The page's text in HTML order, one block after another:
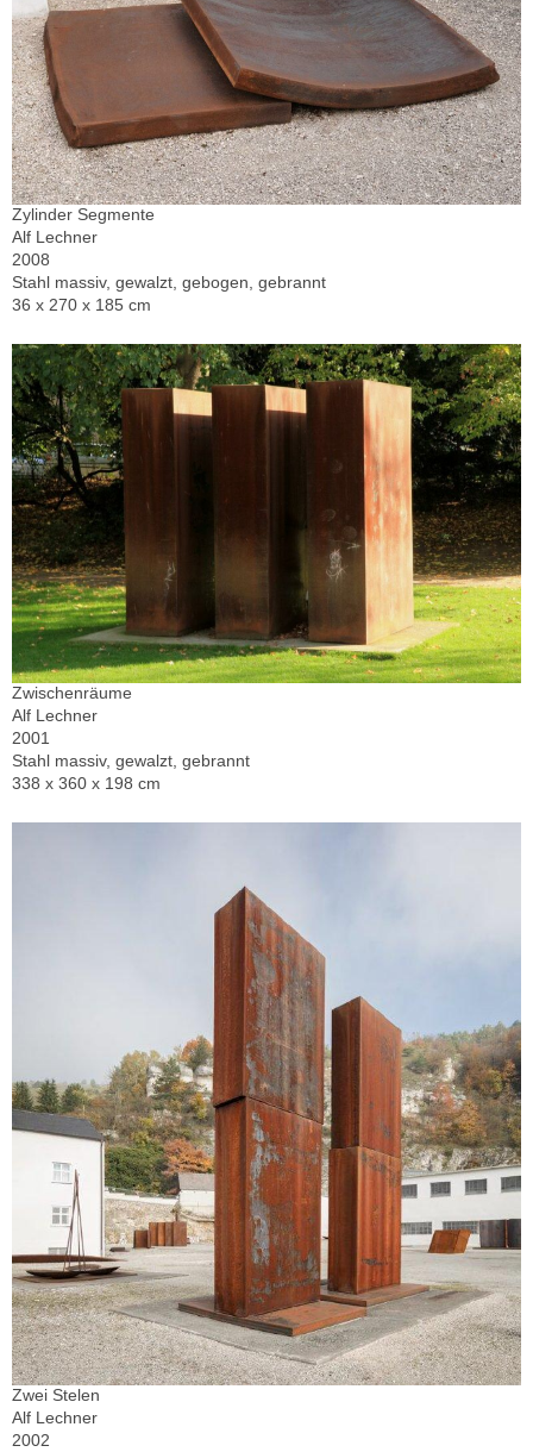
Zylinder Segmente
Alf Lechner
2008
Stahl massiv, gewalzt, gebogen, gebrannt
36 x 270 x 185 cm
Zwischenräume
Alf Lechner
2001
Stahl massiv, gewalzt, gebrannt
338 x 360 x 198 cm
Zwei Stelen
Alf Lechner
2002